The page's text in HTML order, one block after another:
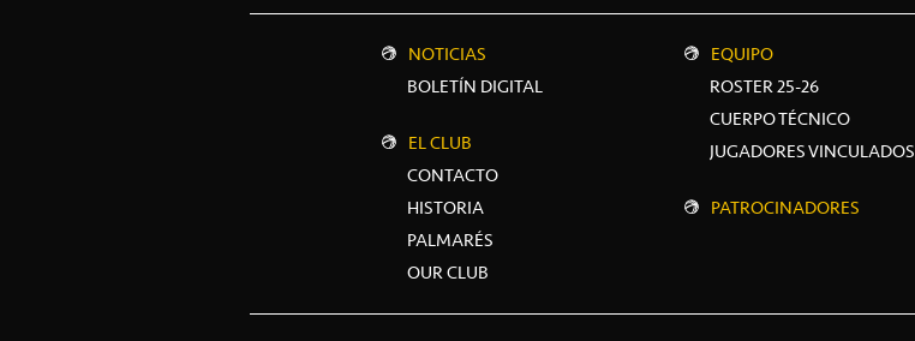
NOTICIAS
BOLETÍN DIGITAL
EL CLUB
CONTACTO
HISTORIA
PALMARÉS
OUR CLUB
EQUIPO
ROSTER 25-26
CUERPO TÉCNICO
JUGADORES VINCULADOS
PATROCINADORES